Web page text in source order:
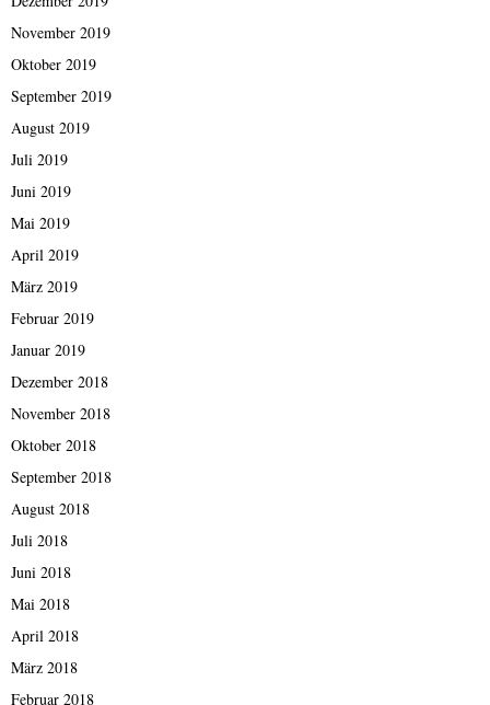
November 2019
Oktober 2019
September 2019
August 2019
Juli 2019
Juni 2019
Mai 2019
April 2019
März 2019
Februar 2019
Januar 2019
Dezember 2018
November 2018
Oktober 2018
September 2018
August 2018
Juli 2018
Juni 2018
Mai 2018
April 2018
März 2018
Februar 2018